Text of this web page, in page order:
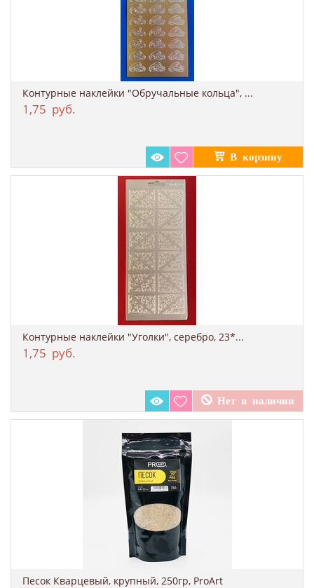
Контурные наклейки "Обручальные кольца", ...
1,75 руб.
Контурные наклейки "Уголки", серебро, 23*...
1,75 руб.
Песок Кварцевый, крупный, 250гр, ProArt